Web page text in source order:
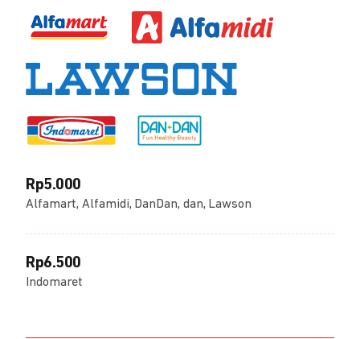
Rp5.000
Alfamart, Alfamidi, DanDan, dan, Lawson
Rp6.500
Indomaret